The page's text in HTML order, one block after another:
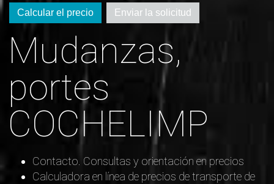
Calcular el precio Enviar la solicitud
Mudanzas,
portes
COCHELIMP
Contacto. Consultas y orientación en precios
Calculadora en línea de precios de transporte de